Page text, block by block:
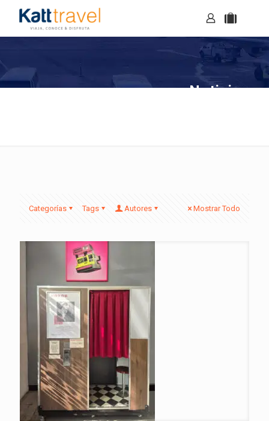
Noticias
Categorías Tags Autores Mostrar Todo